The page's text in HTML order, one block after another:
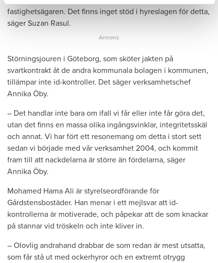
fastighetsägaren. Det finns inget stöd i hyreslagen för detta,
säger Suzan Rasul.
Störningsjouren i Göteborg, som sköter jakten på
svartkontrakt åt de andra kommunala bolagen i kommunen,
tillämpar inte id-kontroller. Det säger verksamhetschef
Annika Öby.
– Det handlar inte bara om ifall vi får eller inte får göra det,
utan det finns en massa olika ingångsvinklar, integritetsskäl
och annat. Vi har fört ett resonemang om detta i stort sett
sedan vi började med vår verksamhet 2004, och kommit
fram till att nackdelarna är större än fördelarna, säger
Annika Öby.
Mohamed Hama Ali är styrelseordförande för
Gårdstensbostäder. Han menar i ett mejlsvar att id-
kontrollerna är motiverade, och påpekar att de som knackar
på stannar vid tröskeln och inte kliver in.
– Olovlig andrahand drabbar de som redan är mest utsatta,
som får stå ut med ockerhyror och en extremt otrygg